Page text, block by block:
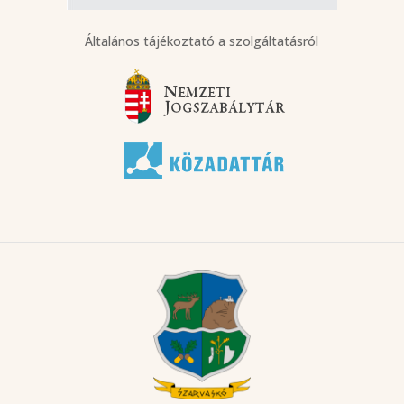
Általános tájékoztató a szolgáltatásról